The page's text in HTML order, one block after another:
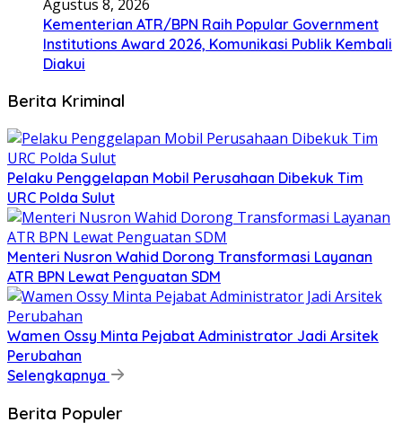
Agustus 8, 2026
Kementerian ATR/BPN Raih Popular Government
Institutions Award 2026, Komunikasi Publik Kembali
Diakui
Berita Kriminal
​Pelaku Penggelapan Mobil Perusahaan Dibekuk Tim
URC Polda Sulut
​Menteri Nusron Wahid Dorong Transformasi Layanan
ATR BPN Lewat Penguatan SDM
Wamen Ossy Minta Pejabat Administrator Jadi Arsitek
Perubahan
Selengkapnya
Berita Populer